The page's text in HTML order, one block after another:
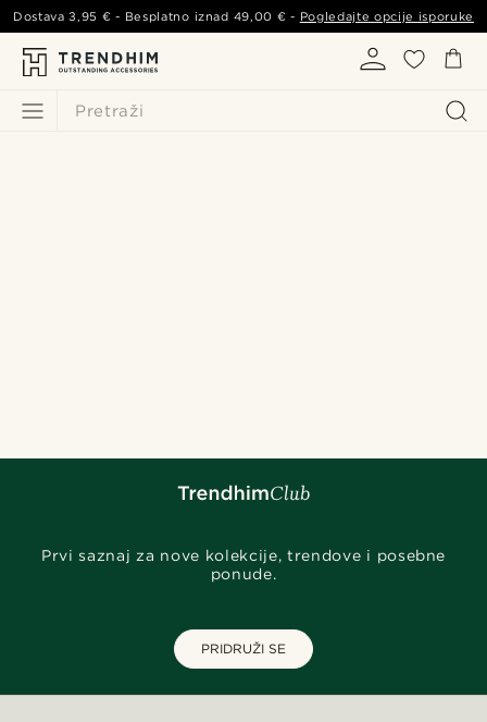
Pretraži
Dostava3,95 € - Besplatno iznad 49,00 € - Pogledajte opcije isporuke
Prvi saznaj za nove kolekcije, trendove i posebne
ponude.
PRIDRUŽI SE